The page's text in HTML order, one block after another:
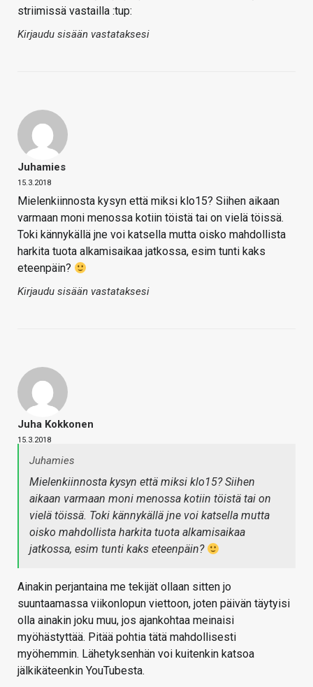
striimissä vastailla :tup:
Kirjaudu sisään vastataksesi
Juhamies
15.3.2018
Mielenkiinnosta kysyn että miksi klo15? Siihen aikaan
varmaan moni menossa kotiin töistä tai on vielä töissä.
Toki kännykällä jne voi katsella mutta oisko mahdollista
harkita tuota alkamisaikaa jatkossa, esim tunti kaks
eteenpäin?
Kirjaudu sisään vastataksesi
Juha Kokkonen
15.3.2018
Juhamies
Mielenkiinnosta kysyn että miksi klo15? Siihen
aikaan varmaan moni menossa kotiin töistä tai on
vielä töissä. Toki kännykällä jne voi katsella mutta
oisko mahdollista harkita tuota alkamisaikaa
jatkossa, esim tunti kaks eteenpäin?
Ainakin perjantaina me tekijät ollaan sitten jo
suuntaamassa viikonlopun viettoon, joten päivän täytyisi
olla ainakin joku muu, jos ajankohtaa meinaisi
myöhästyttää. Pitää pohtia tätä mahdollisesti
myöhemmin. Lähetyksenhän voi kuitenkin katsoa
jälkikäteenkin YouTubesta.